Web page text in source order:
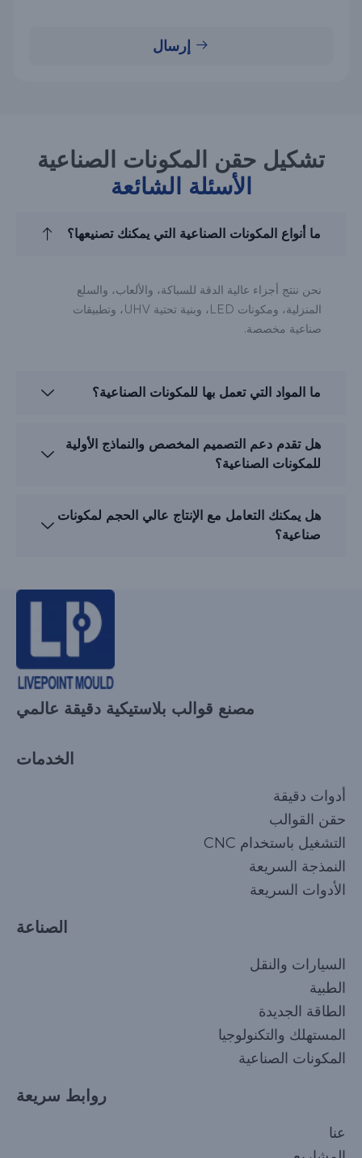
إرسال
تشكيل حقن المكونات الصناعية
الأسئلة الشائعة
ما أنواع المكونات الصناعية التي يمكنك تصنيعها؟
نحن ننتج أجزاء عالية الدقة للسباكة، والألعاب، والسلع
المنزلية، ومكونات LED، وبنية تحتية UHV، وتطبيقات
صناعية مخصصة.
ما المواد التي تعمل بها للمكونات الصناعية؟
هل تقدم دعم التصميم المخصص والنماذج الأولية
للمكونات الصناعية؟
هل يمكنك التعامل مع الإنتاج عالي الحجم لمكونات
صناعية؟
مصنع قوالب بلاستيكية دقيقة عالمي
الخدمات
أدوات دقيقة
حقن القوالب
التشغيل باستخدام CNC
النمذجة السريعة
الأدوات السريعة
الصناعة
السيارات والنقل
الطبية
الطاقة الجديدة
المستهلك والتكنولوجيا
المكونات الصناعية
روابط سريعة
عنا